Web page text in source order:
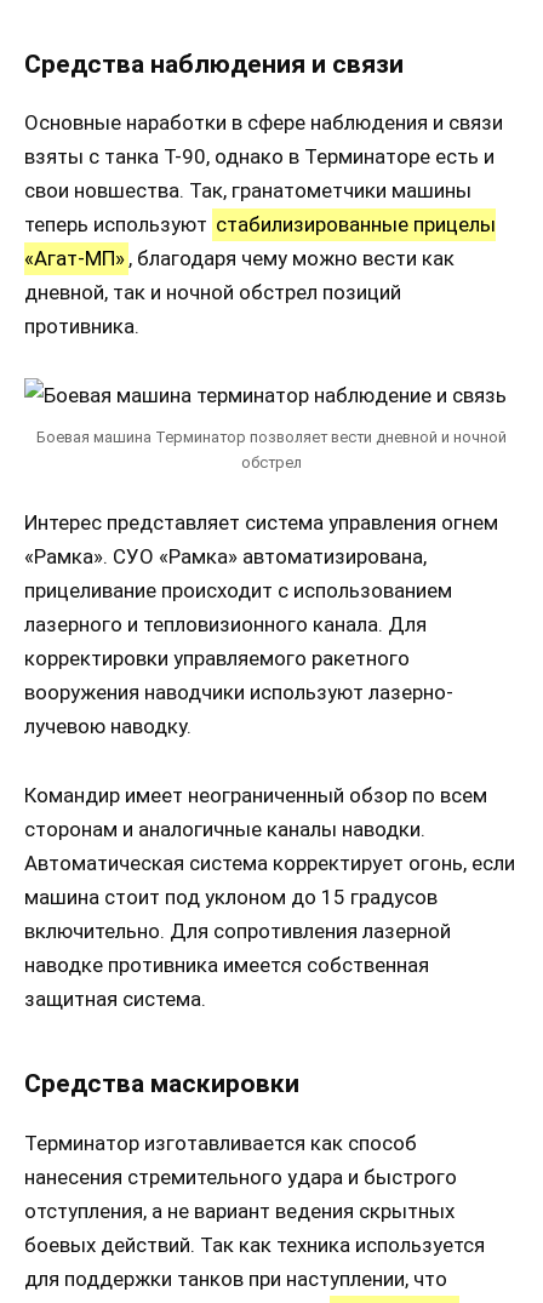
Средства наблюдения и связи
Основные наработки в сфере наблюдения и связи
взяты с танка Т-90, однако в Терминаторе есть и
свои новшества. Так, гранатометчики машины
теперь используют стабилизированные прицелы
«Агат-МП» , благодаря чему можно вести как
дневной, так и ночной обстрел позиций
противника.
Боевая машина Терминатор позволяет вести дневной и ночной
обстрел
Интерес представляет система управления огнем
«Рамка». СУО «Рамка» автоматизирована,
прицеливание происходит с использованием
лазерного и тепловизионного канала. Для
корректировки управляемого ракетного
вооружения наводчики используют лазерно-
лучевою наводку.
Командир имеет неограниченный обзор по всем
сторонам и аналогичные каналы наводки.
Автоматическая система корректирует огонь, если
машина стоит под уклоном до 15 градусов
включительно. Для сопротивления лазерной
наводке противника имеется собственная
защитная система.
Средства маскировки
Терминатор изготавливается как способ
нанесения стремительного удара и быстрого
отступления, а не вариант ведения скрытных
боевых действий. Так как техника используется
для поддержки танков при наступлении, что